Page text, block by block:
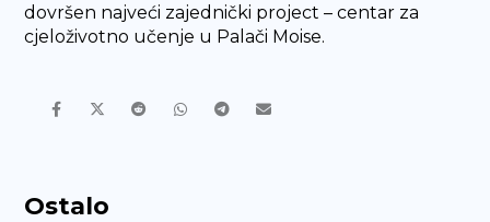
dovršen najveći zajednički project – centar za
cjeloživotno učenje u Palači Moise.
Ostalo